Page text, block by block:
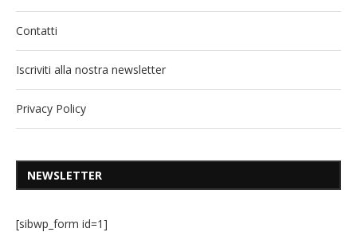
Contatti
Iscriviti alla nostra newsletter
Privacy Policy
NEWSLETTER
[sibwp_form id=1]